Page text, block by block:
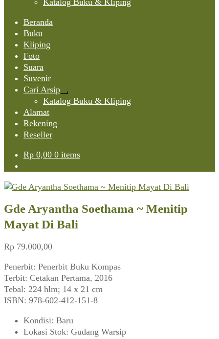
Katalog Buku & Kliping
Beranda
Buku
Kliping
Foto
Suara
Suvenir
Cari Arsip
Expand
child
Katalog Buku & Kliping
Alamat
Rekening
Reseller
Rp 0,00 0 items
Gde Aryantha Soethama ~ Menitip
Mayat Di Bali
Rp 79.000,00
Penerbit: Penerbit Buku Kompas
Terbit: Cetakan Pertama, 2016
Tebal: 224 hlm; 14 x 21 cm
ISBN: 978-602-412-151-8
Kondisi: Baru
Lokasi Stok: Gudang Warsip